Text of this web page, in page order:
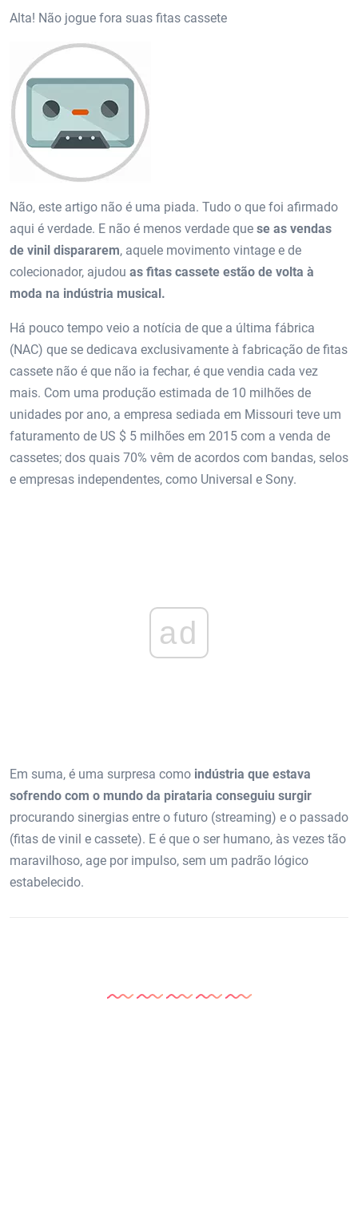
Alta! Não jogue fora suas fitas cassete
Não, este artigo não é uma piada. Tudo o que foi afirmado
aqui é verdade. E não é menos verdade que se as vendas
de vinil dispararem, aquele movimento vintage e de
colecionador, ajudou as fitas cassete estão de volta à
moda na indústria musical.
Há pouco tempo veio a notícia de que a última fábrica
(NAC) que se dedicava exclusivamente à fabricação de fitas
cassete não é que não ia fechar, é que vendia cada vez
mais. Com uma produção estimada de 10 milhões de
unidades por ano, a empresa sediada em Missouri teve um
faturamento de US $ 5 milhões em 2015 com a venda de
cassetes; dos quais 70% vêm de acordos com bandas, selos
e empresas independentes, como Universal e Sony.
ad
Em suma, é uma surpresa como indústria que estava
sofrendo com o mundo da pirataria conseguiu surgir
procurando sinergias entre o futuro (streaming) e o passado
(fitas de vinil e cassete). E é que o ser humano, às vezes tão
maravilhoso, age por impulso, sem um padrão lógico
estabelecido.